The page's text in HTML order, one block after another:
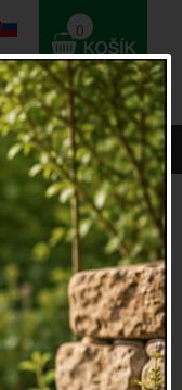
0
0 Kč
cm
k číslování
se domům